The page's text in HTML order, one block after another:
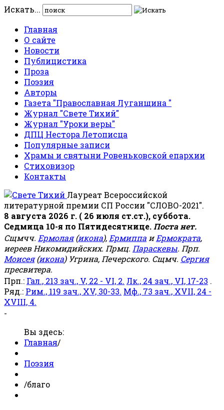
Искать...
Главная
О сайте
Новости
Публицистика
Проза
Поэзия
Авторы
Газета "Православная Луганщина "
Журнал "Свете Тихий"
Журнал "Уроки веры"
ДПЦ Нестора Летописца
Популярные записи
Храмы и святыни Ровеньковской епархии
Стиховизор
Контакты
Лауреат Всероссийской
литературной премии СП России "СЛОВО-2021".
8 августа 2026 г. ( 26 июля ст.ст.), суббота.
Седмица 10-я по Пятидесятнице. Поста нет.
Сщмчч. Ермолая(икона), Ермиппа иЕрмократа,
иереев Никомидийских. Прмц. Параскевы. Прп.
Моисея(икона) Угрина, Печерского. Сщмч. Сергия
пресвитера.
Прп.: Гал., 213 зач., V, 22 - VI, 2. Лк., 24 зач., VI, 17-23 .
Ряд.: Рим., 119 зач., XV, 30-33. Мф., 73 зач., XVII, 24 -
XVIII, 4.
-
Вы здесь:
Главная/
Поэзия
/благо